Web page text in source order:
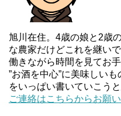
旭川在住。4歳の娘と2歳
な農家だけどこれを継い
働きながら時間を見てお手
”お酒を中心”に美味しい
をいっぱい書いていこうと
ご連絡はこちらからお願い